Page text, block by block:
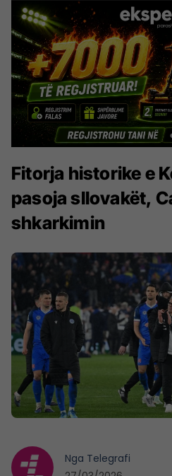
Fitorja historike e
pasoja sllovakët,
shkarkimin
Nga Telegrafi